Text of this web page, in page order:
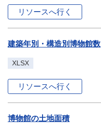
リソースへ行く
建築年別・構造別博物館数
XLSX
リソースへ行く
博物館の土地面積